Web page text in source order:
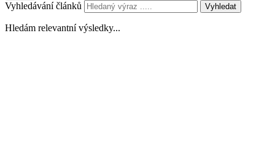
Vyhledávání článků Vyhledat
Hledám relevantní výsledky...